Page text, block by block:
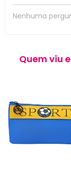
Nenhuma
Quem viu